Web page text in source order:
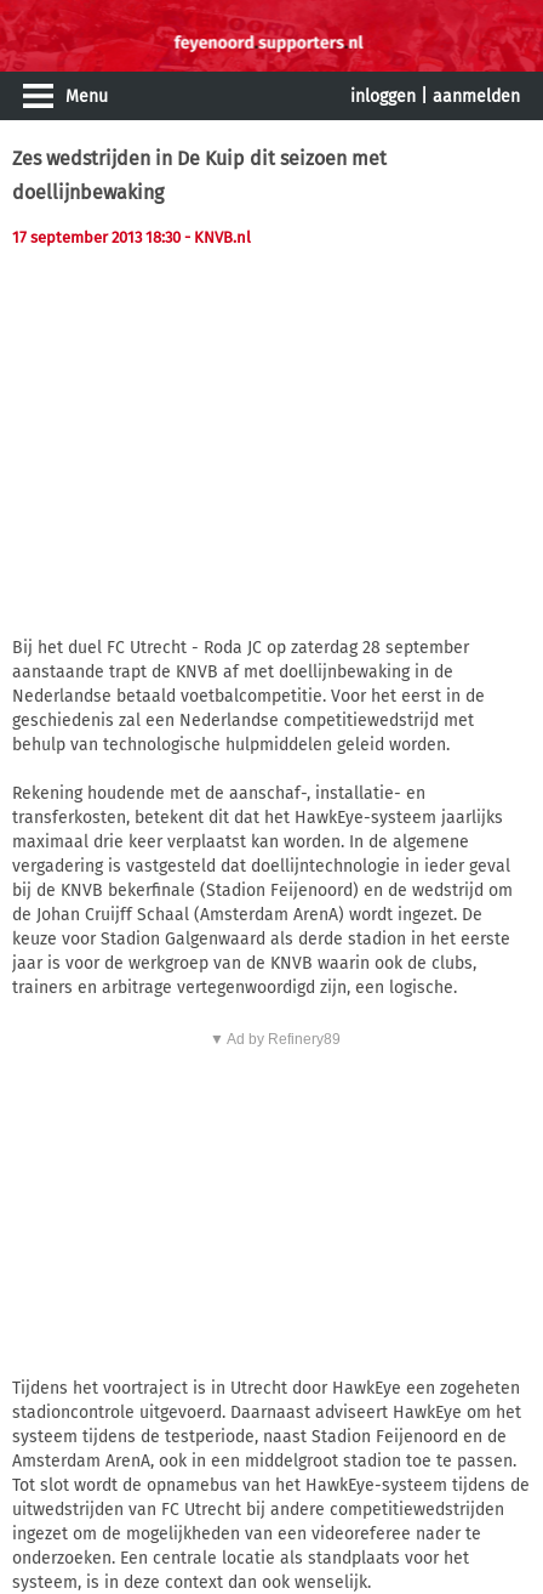
Menu inloggen aanmelden
Zes wedstrijden in De Kuip dit seizoen met
doellijnbewaking
17 september 2013 18:30 - KNVB.nl
Bij het duel FC Utrecht - Roda JC op zaterdag 28 september
aanstaande trapt de KNVB af met doellijnbewaking in de
Nederlandse betaald voetbalcompetitie. Voor het eerst in de
geschiedenis zal een Nederlandse competitiewedstrijd met
behulp van technologische hulpmiddelen geleid worden.
Rekening houdende met de aanschaf-, installatie- en
transferkosten, betekent dit dat het HawkEye-systeem jaarlijks
maximaal drie keer verplaatst kan worden. In de algemene
vergadering is vastgesteld dat doellijntechnologie in ieder geval
bij de KNVB bekerfinale (Stadion Feijenoord) en de wedstrijd om
de Johan Cruijff Schaal (Amsterdam ArenA) wordt ingezet. De
keuze voor Stadion Galgenwaard als derde stadion in het eerste
jaar is voor de werkgroep van de KNVB waarin ook de clubs,
trainers en arbitrage vertegenwoordigd zijn, een logische.
▼ Ad by Refinery89
Tijdens het voortraject is in Utrecht door HawkEye een zogeheten
stadioncontrole uitgevoerd. Daarnaast adviseert HawkEye om het
systeem tijdens de testperiode, naast Stadion Feijenoord en de
Amsterdam ArenA, ook in een middelgroot stadion toe te passen.
Tot slot wordt de opnamebus van het HawkEye-systeem tijdens de
uitwedstrijden van FC Utrecht bij andere competitiewedstrijden
ingezet om de mogelijkheden van een videoreferee nader te
onderzoeken. Een centrale locatie als standplaats voor het
systeem, is in deze context dan ook wenselijk.